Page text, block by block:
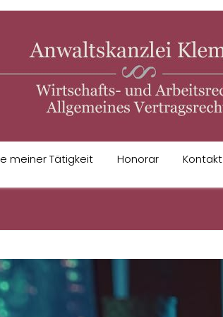
meiner Tätigkeit Honorar Kontakt